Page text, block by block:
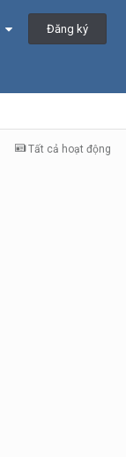
Đăng ký
Tất cả hoạt động